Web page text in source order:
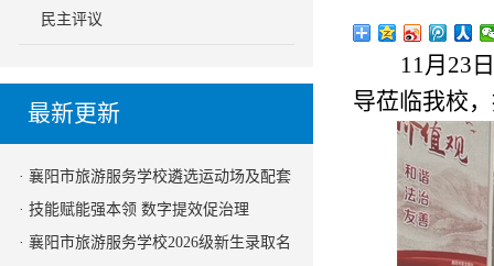
民主评议
最新更新
· 襄阳市旅游服务学校遴选运动场及配套
设施设备改造项目监理机构的公告
· 技能赋能强本领 数字提效促治理
· 襄阳市旅游服务学校2026级新生录取名
11月23
导莅临我校